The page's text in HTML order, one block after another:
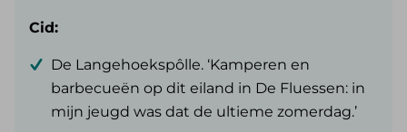
Cid:
De Langehoekspôlle. ‘Kamperen en
barbecueën op dit eiland in De Fluessen: in
mijn jeugd was dat de ultieme zomerdag.’